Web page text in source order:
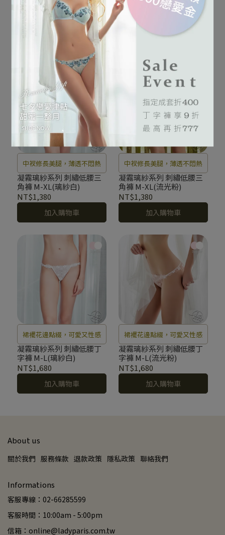
型
凝霧璃紗系列 刺繡低腰平
口褲 M-XL(璃紗白)
NT$1,380
加入購物車
型
凝霧璃紗系列 刺繡低腰平
口褲 M-XL(流光粉)
NT$1,380
中衩修長美腿，薄透不悶熱
凝霧璃紗系列 刺繡低腰三
角褲 M-XL(璃紗白)
NT$1,380
加入購物車
中衩修長美腿，薄透不悶熱
凝霧璃紗系列 刺繡低腰三
角褲 M-XL(流光粉)
NT$1,380
加入購物車
裙襬花邊點綴，可愛又性感
凝霧璃紗系列 刺繡低腰丁
字褲 M-L(璃紗白)
NT$1,680
加入購物車
裙襬花邊點綴，可愛又性感
凝霧璃紗系列 刺繡低腰丁
字褲 M-L(流光粉)
NT$1,680
加入購物車
About us
關於我們 服務條款 退款政策 隱私政策 聯絡我們
Informations
客服專線：02-66285599
客服時間：10:00am - 5:00pm
信箱：online@ladyparis.com.tw